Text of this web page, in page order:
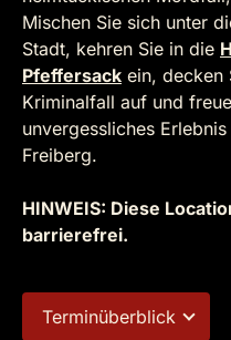
Mischen Sie sich unter
Stadt, kehren Sie in die
Pfeffersack ein, decken
Kriminalfall auf und
unvergessliches
Freiberg.
HINWEIS: Diese
barrierefrei.
Terminüberblick